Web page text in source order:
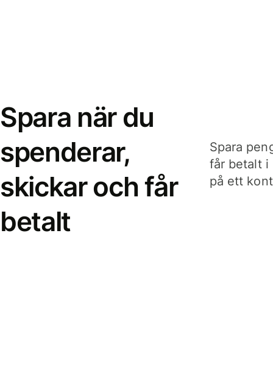
Spara när du
spenderar,
skickar och får
betalt
Spara
får betalt i
på ett